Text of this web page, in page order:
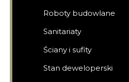
Roboty budowlane
Sanitariaty
Ściany i sufity
Stan deweloperski